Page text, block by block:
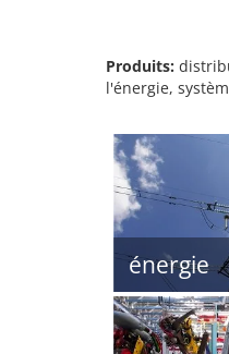
Produits:
l'énergie,
énergie